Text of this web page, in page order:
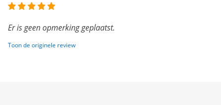
Er is geen opmerking geplaatst.
Toon de originele review